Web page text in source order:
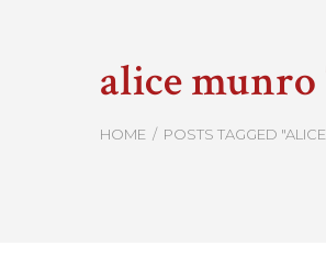
alice munro
HOME / POSTS TAGGED